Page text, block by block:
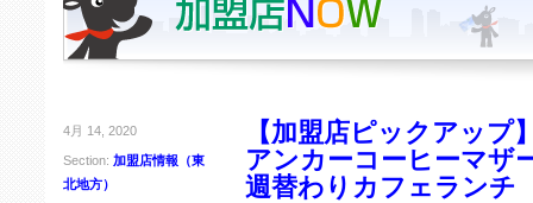
4月 14, 2020
Section: 加盟店情報（東
北地方）
【加盟店ピックアップ
アンカーコーヒーマザ
週替わりカフェランチ